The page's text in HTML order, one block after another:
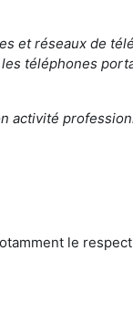
et réseaux de
téléphones
activité
le